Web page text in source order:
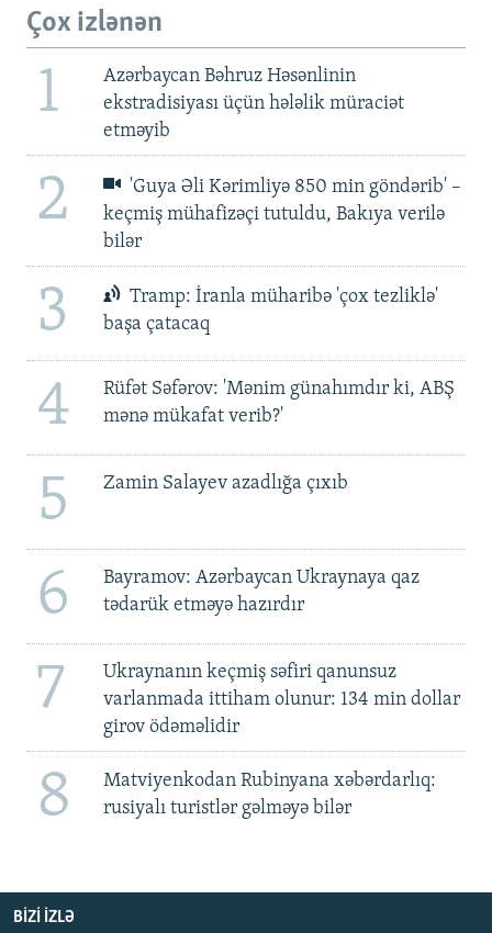
Çox izlənən
1
Azərbaycan Bəhruz Həsənlinin
ekstradisiyası üçün hələlik müraciət
etməyib
2
'Guya Əli Kərimliyə 850 min göndərib' –
keçmiş mühafizəçi tutuldu, Bakıya verilə
bilər
3
Tramp: İranla müharibə 'çox tezliklə'
başa çatacaq
4
Rüfət Səfərov: 'Mənim günahımdır ki, ABŞ
mənə mükafat verib?'
5 Zamin Salayev azadlığa çıxıb
6
Bayramov: Azərbaycan Ukraynaya qaz
tədarük etməyə hazırdır
7
Ukraynanın keçmiş səfiri qanunsuz
varlanmada ittiham olunur: 134 min dollar
girov ödəməlidir
8
Matviyenkodan Rubinyana xəbərdarlıq:
rusiyalı turistlər gəlməyə bilər
BIZI IZLƏ